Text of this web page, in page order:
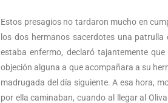
Estos presagios no tardaron mucho en
los dos hermanos sacerdotes una
estaba enfermo, declaró tajantemente
objeción alguna a que acompañara a su
madrugada del día siguiente. A esa hora,
por ella caminaban, cuando al llegar al